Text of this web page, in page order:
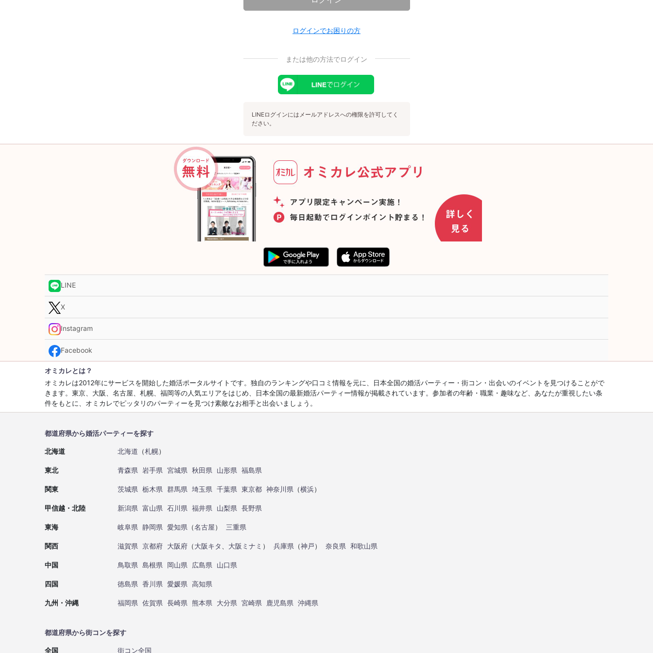
ログインでお困りの方
または他の方法でログイン
LINEログインにはメールアドレスへの権限を許可してく
ださい。
LINE
X
Instagram
Facebook
オミカレとは？
オミカレは2012年にサービスを開始した婚活ポータルサイトです。独自のランキングや口コミ情報を元に、日本全国の婚活パーティー・街コン・出会いのイベントを見つけることがで
きます。東京、大阪、名古屋、札幌、福岡等の人気エリアをはじめ、日本全国の最新婚活パーティー情報が掲載されています。参加者の年齢・職業・趣味など、あなたが重視したい条
件をもとに、オミカレでピッタリのパーティーを見つけ素敵なお相手と出会いましょう。
都道府県から婚活パーティーを探す
北海道 北海道 （札幌）
東北 青森県 岩手県 宮城県 秋田県 山形県 福島県
関東 茨城県 栃木県 群馬県 埼玉県 千葉県 東京都 神奈川県 （横浜）
甲信越・北陸 新潟県 富山県 石川県 福井県 山梨県 長野県
東海 岐阜県 静岡県 愛知県 （名古屋） 三重県
関西 滋賀県 京都府 大阪府 （大阪キタ 大阪ミナミ ） 兵庫県 （神戸） 奈良県 和歌山県
中国 鳥取県 島根県 岡山県 広島県 山口県
四国 徳島県 香川県 愛媛県 高知県
九州・沖縄 福岡県 佐賀県 長崎県 熊本県 大分県 宮崎県 鹿児島県 沖縄県
都道府県から街コンを探す
全国 街コン全国